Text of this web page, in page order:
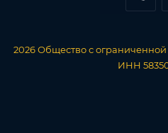
2026 Общество с ограниченной
ИНН